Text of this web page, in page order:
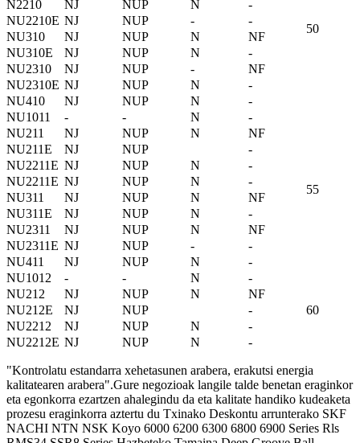
50
N2210
NJ NUP N
-
NU2210E NJ NUP -
-
NU310
NJ NUP N
NF
NU310E
NJ NUP N
-
NU2310
NJ NUP -
NF
NU2310E NJ NUP N
-
NU410
NJ NUP N
-
NU1011
- - N -
55
NU211 NJ NUP N
NF
NU211E
NJ NUP
-
NU2211E NJ NUP N
-
NU2211E NJ NUP N
-
NU311
NJ NUP N
NF
NU311E
NJ NUP N
-
NU2311
NJ NUP N
NF
NU2311E NJ NUP -
-
NU411
NJ NUP N
-
NU1012
- - N -
60
NU212 NJ NUP N
NF
NU212E
NJ NUP
-
NU2212
NJ NUP N
-
NU2212E NJ NUP N -
"Kontrolatu estandarra xehetasunen arabera, erakutsi energia
kalitatearen arabera".Gure negozioak langile talde benetan eraginkor
eta egonkorra ezartzen ahalegindu da eta kalitate handiko kudeaketa
prozesu eraginkorra aztertu du Txinako Deskontu arrunterako SKF
NACHI NTN NSK Koyo 6000 6200 6300 6800 6900 Series Rls